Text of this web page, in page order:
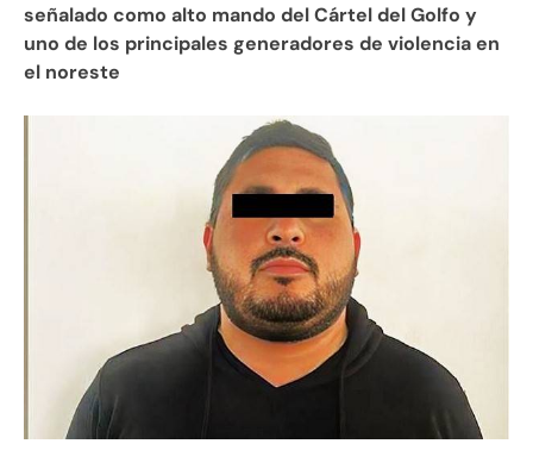
señalado como alto mando del Cártel del Golfo y
uno de los principales generadores de violencia en
el noreste